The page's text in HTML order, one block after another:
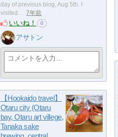
day of previous blog, Aug 5th. I
visited…
7年前
いいね！ 0
アサトン
【Hookaido travel】
Otaru city (Otaru
bay, Otaru art villege,
Tanaka sake